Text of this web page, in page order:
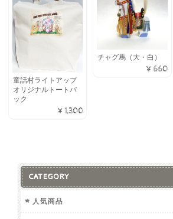
童話村ライトアップ
オリジナルトートバ
ック
¥1,300
チャグ馬（大・白）
¥660
CATEGORY
人気商品